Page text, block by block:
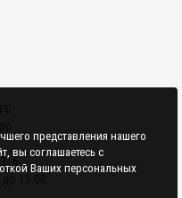
15:00
представления нашего
вы соглашаетесь с
Ваших персональных